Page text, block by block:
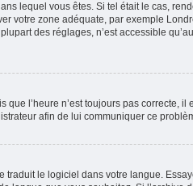
lequel vous êtes. Si tel était le cas,
votre zone adéquate, par exemple
des réglages, n’est accessible
que l’heure n’est toujours pas correcte, il
afin de lui communiquer ce
traduit le logiciel dans votre langue.